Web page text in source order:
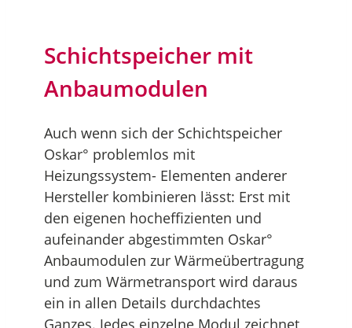
Schichtspeicher mit
Anbaumodulen
Auch wenn sich der Schichtspeicher
Oskar° problemlos mit
Heizungssystem- Elementen anderer
Hersteller kombinieren lässt: Erst mit
den eigenen hocheffizienten und
aufeinander abgestimmten Oskar°
Anbaumodulen zur Wärmeübertragung
und zum Wärmetransport wird daraus
ein in allen Details durchdachtes